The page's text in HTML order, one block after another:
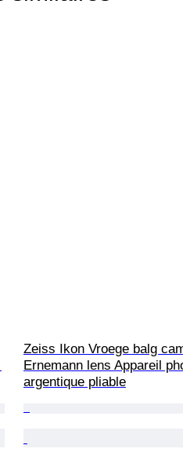
Zeiss Ikon Vroege balg
Ernemann lens Appareil
argentique pliable